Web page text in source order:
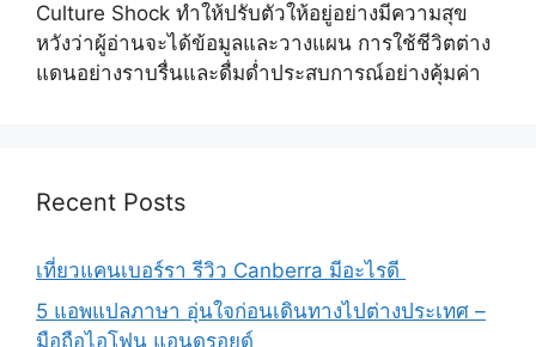
Culture Shock ทำให้ปรับตัวให้อยู่อย่างมีความสุข
หวังว่าผู้อ่านจะได้ข้อมูลและวางแผน การใช้ชีวิตต่าง
แดนอย่างราบรื่นและดื่มด่ำประสบการณ์อย่างคุ้มค่า
Recent Posts
เที่ยวแคนเบอร์รา รีวิว Canberra มีอะไรดี
5 แอพแปลภาษา อุ่นใจก่อนเดินทางไปต่างประเทศ –
มือถือไอโฟน แอนดรอยด์